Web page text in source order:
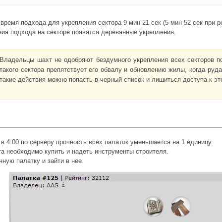
подхода для укрепления сектора 9 мин 21 сек (5 мин 52 сек при
подхода на секторе появятся деревянные укрепления.
Владельцы шахт не одобряют бездумного укрепления всех секторов
такого сектора препятствует его обвалу и обновлению жилы, когда
такие действия можно попасть в черный список и лишиться доступа к
4:00 по серверу прочность всех палаток уменьшается на 1 единицу.
необходимо купить и надеть инструменты строителя.
палатку и зайти в нее.